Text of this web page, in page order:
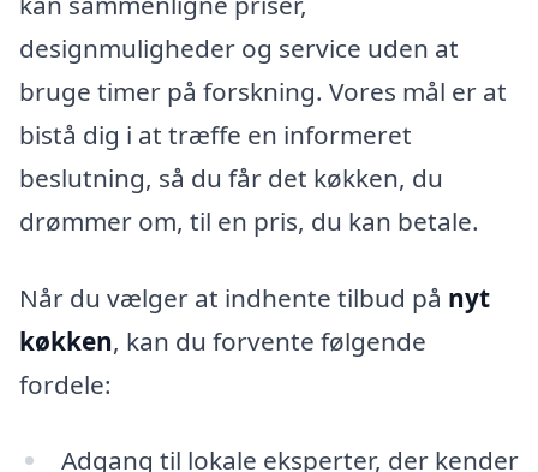
designmuligheder og service uden at
bruge timer på forskning. Vores mål er at
bistå dig i at træffe en informeret
beslutning, så du får det køkken, du
drømmer om, til en pris, du kan betale.
Når du vælger at indhente tilbud på nyt
køkken, kan du forvente følgende
fordele:
Adgang til lokale eksperter, der kender